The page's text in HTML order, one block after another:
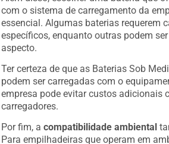
com o sistema de carregamento da
essencial. Algumas baterias requerem
específicos, enquanto outras podem
aspecto.
Ter certeza de que as Baterias Sob
podem ser carregadas com o
empresa pode evitar custos adicionais
carregadores.
Por fim, acompatibilidade ambiental
Para empilhadeiras que operam em